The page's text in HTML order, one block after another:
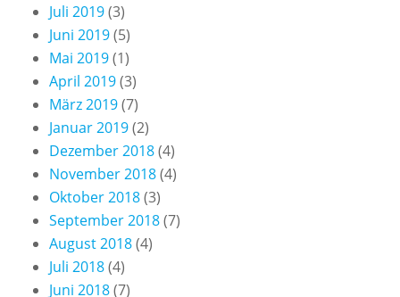
Juli 2019(3)
Juni 2019(5)
Mai 2019(1)
April 2019(3)
März 2019(7)
Januar 2019(2)
Dezember 2018(4)
November 2018(4)
Oktober 2018(3)
September 2018(7)
August 2018(4)
Juli 2018(4)
Juni 2018(7)